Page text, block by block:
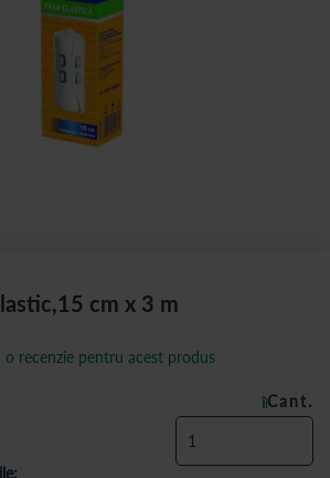
cm x 3 m
ÎN STOC
o recenzie pentru acest produs
Cant.